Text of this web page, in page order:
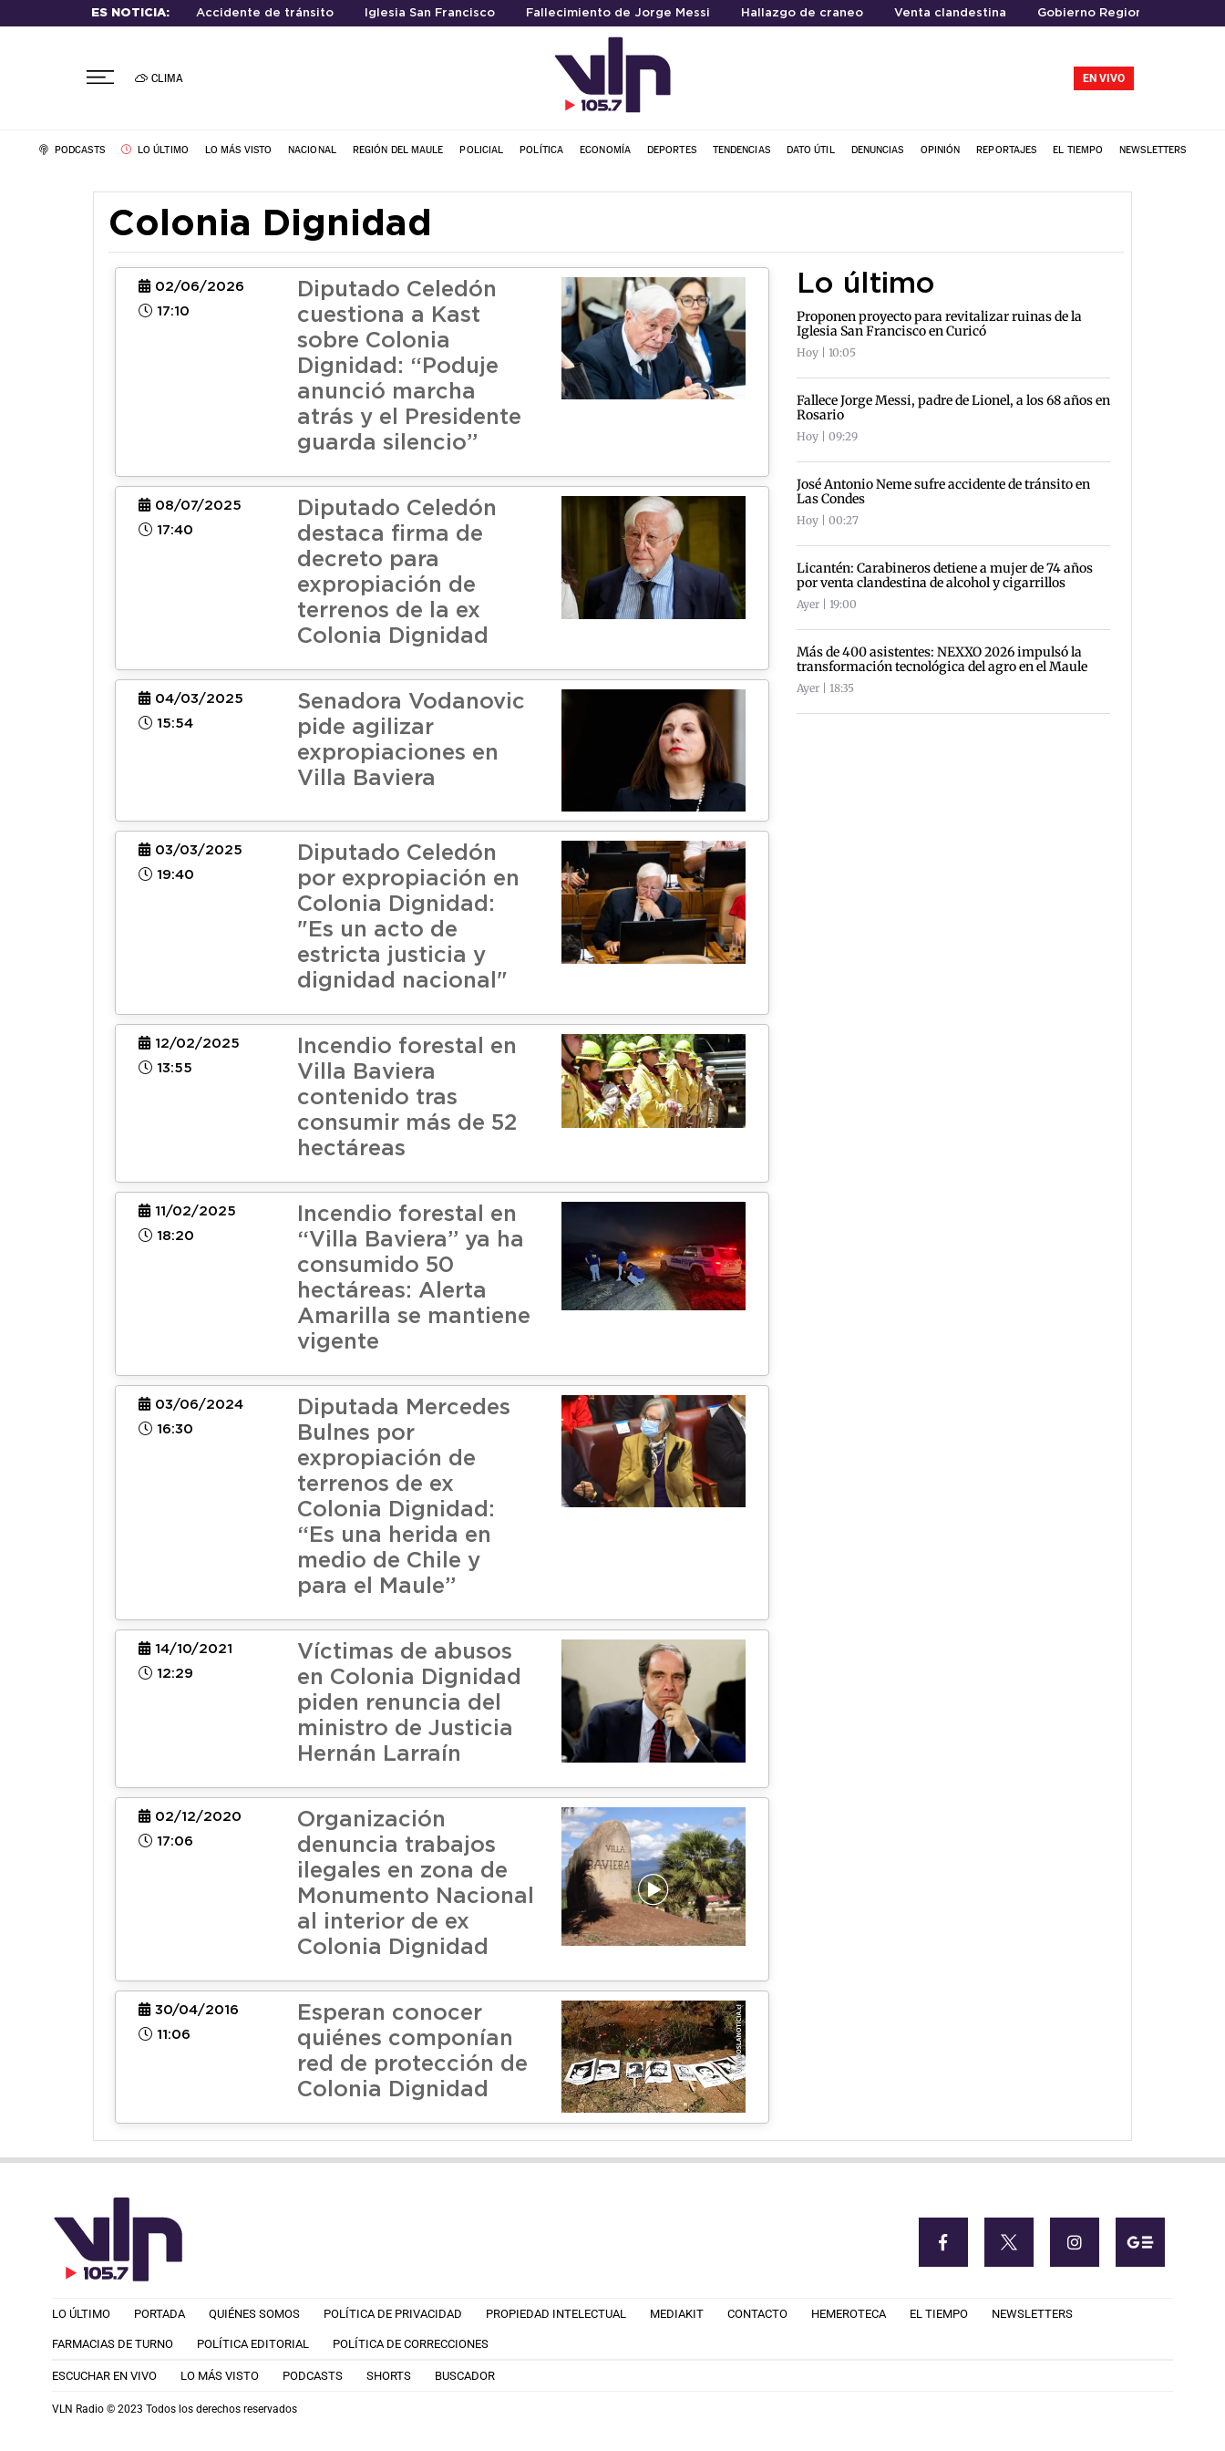
ES NOTICIA: Accidente de tránsito Iglesia San Francisco Fallecimiento de Jorge Messi Hallazgo de craneo Venta clandestina Gobierno Regional del Maule
CLIMA EN VIVO
PODCASTS LO ÚLTIMO LO MÁS VISTO NACIONAL REGIÓN DEL MAULE POLICIAL POLÍTICA ECONOMÍA DEPORTES TENDENCIAS DATO ÚTIL DENUNCIAS OPINIÓN REPORTAJES EL TIEMPO NEWSLETTERS
Colonia Dignidad
02/06/2026
17:10
Diputado Celedón
cuestiona a Kast
sobre Colonia
Dignidad: “Poduje
anunció marcha
atrás y el Presidente
guarda silencio”
08/07/2025
17:40
Diputado Celedón
destaca firma de
decreto para
expropiación de
terrenos de la ex
Colonia Dignidad
04/03/2025
15:54
Senadora Vodanovic
pide agilizar
expropiaciones en
Villa Baviera
03/03/2025
19:40
Diputado Celedón
por expropiación en
Colonia Dignidad:
"Es un acto de
estricta justicia y
dignidad nacional"
12/02/2025
13:55
Incendio forestal en
Villa Baviera
contenido tras
consumir más de 52
hectáreas
11/02/2025
18:20
Incendio forestal en
“Villa Baviera” ya ha
consumido 50
hectáreas: Alerta
Amarilla se mantiene
vigente
03/06/2024
16:30
Diputada Mercedes
Bulnes por
expropiación de
terrenos de ex
Colonia Dignidad:
“Es una herida en
medio de Chile y
para el Maule”
14/10/2021
12:29
Víctimas de abusos
en Colonia Dignidad
piden renuncia del
ministro de Justicia
Hernán Larraín
02/12/2020
17:06
Organización
denuncia trabajos
ilegales en zona de
Monumento Nacional
al interior de ex
Colonia Dignidad
30/04/2016
11:06
Esperan conocer
quiénes componían
red de protección de
Colonia Dignidad
Lo último
Proponen proyecto para revitalizar ruinas de la
Iglesia San Francisco en Curicó
Hoy | 10:05
Fallece Jorge Messi, padre de Lionel, a los 68 años en
Rosario
Hoy | 09:29
José Antonio Neme sufre accidente de tránsito en
Las Condes
Hoy | 00:27
Licantén: Carabineros detiene a mujer de 74 años
por venta clandestina de alcohol y cigarrillos
Ayer | 19:00
Más de 400 asistentes: NEXXO 2026 impulsó la
transformación tecnológica del agro en el Maule
Ayer | 18:35
LO ÚLTIMO PORTADA QUIÉNES SOMOS POLÍTICA DE PRIVACIDAD PROPIEDAD INTELECTUAL MEDIAKIT CONTACTO HEMEROTECA EL TIEMPO NEWSLETTERS
FARMACIAS DE TURNO POLÍTICA EDITORIAL POLÍTICA DE CORRECCIONES
ESCUCHAR EN VIVO LO MÁS VISTO PODCASTS SHORTS BUSCADOR
VLN Radio © 2023 Todos los derechos reservados